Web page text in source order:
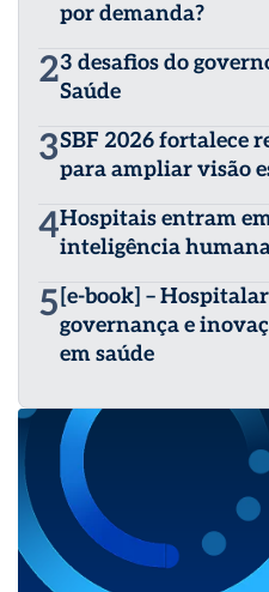
por demanda?
23 desafios do
Saúde
3SBF 2026 fortalece
para ampliar visão
4Hospitais entram
inteligência
5 [e-book] –
governança e
em saúde